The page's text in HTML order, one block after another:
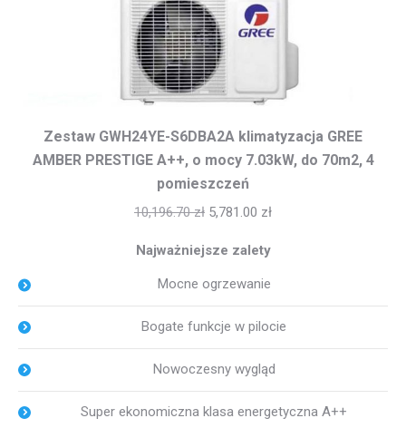
Zestaw GWH24YE-S6DBA2A klimatyzacja GREE
AMBER PRESTIGE A++, o mocy 7.03kW, do 70m2, 4
pomieszczeń
10,196.70zł 5,781.00 zł
Najważniejsze zalety
Mocne ogrzewanie
Bogate funkcje w pilocie
Nowoczesny wygląd
Super ekonomiczna klasa energetyczna A++